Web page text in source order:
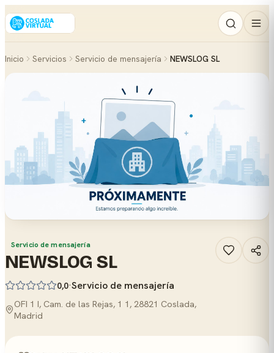
Inicio Servicios Servicio de mensajería NEWSLOG SL
Servicio de mensajería
NEWSLOG SL
0,0·Servicio de mensajería
OFI 1 I, Cam. de las Rejas, 1 1, 28821 Coslada,
Madrid